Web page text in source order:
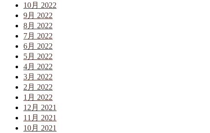
10月 2022
9月 2022
8月 2022
7月 2022
6月 2022
5月 2022
4月 2022
3月 2022
2月 2022
1月 2022
12月 2021
11月 2021
10月 2021